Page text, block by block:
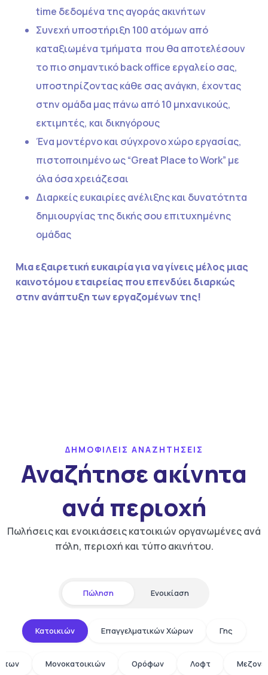
time δεδομένα της αγοράς ακινήτων
Συνεχή υποστήριξη 100 ατόμων από
καταξιωμένα τμήματα που θα αποτελέσουν
το πιο σημαντικό back office εργαλείο σας,
υποστηρίζοντας κάθε σας ανάγκη, έχοντας
στην ομάδα μας πάνω από 10 μηχανικούς,
εκτιμητές, και δικηγόρους
Ένα μοντέρνο και σύγχρονο χώρο εργασίας,
πιστοποιημένο ως “Great Place to Work” με
όλα όσα χρειάζεσαι
Διαρκείς ευκαιρίες ανέλιξης και δυνατότητα
δημιουργίας της δικής σου επιτυχημένης
ομάδας
Μια εξαιρετική ευκαιρία για να γίνεις μέλος μιας
καινοτόμου εταιρείας που επενδύει διαρκώς
στην ανάπτυξη των εργαζομένων της!
ΔΗΜΟΦΙΛΕΙΣ ΑΝΑΖΗΤΗΣΕΙΣ
Αναζήτησε ακίνητα
ανά περιοχή
Πωλήσεις και ενοικιάσεις κατοικιών οργανωμένες ανά
πόλη, περιοχή και τύπο ακινήτου.
Πώληση Ενοικίαση
Κατοικιών Επαγγελματικών Χώρων Γης
Μονοκατοικιών Ορόφων Λοφτ